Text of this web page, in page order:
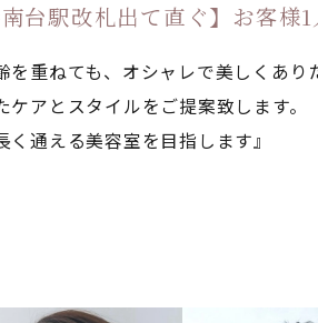
南台駅改札出て直ぐ】お客
を重ねても、オシャレで美しくあ
ケアとスタイルをご提案致します
く通える美容室を目指します』